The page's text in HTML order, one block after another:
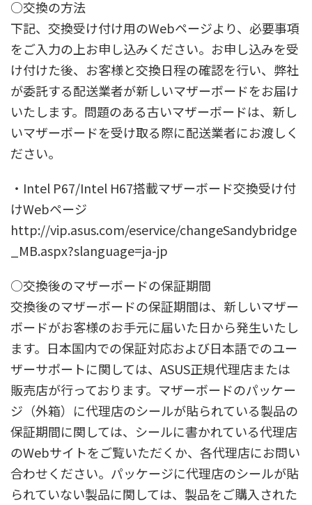
○交換の方法
下記、交換受け付け用のWebページより、必要事項
をご入力の上お申し込みください。お申し込みを受
け付けた後、お客様と交換日程の確認を行い、弊社
が委託する配送業者が新しいマザーボードをお届け
いたします。問題のある古いマザーボードは、新し
いマザーボードを受け取る際に配送業者にお渡しく
ださい。
・Intel P67/Intel H67搭載マザーボード交換受け付
けWebページ
http://vip.asus.com/eservice/changeSandybridge
_MB.aspx?slanguage=ja-jp
○交換後のマザーボードの保証期間
交換後のマザーボードの保証期間は、新しいマザー
ボードがお客様のお手元に届いた日から発生いたし
ます。日本国内での保証対応および日本語でのユー
ザーサポートに関しては、ASUS正規代理店または
販売店が行っております。マザーボードのパッケー
ジ（外箱）に代理店のシールが貼られている製品の
保証期間に関しては、シールに書かれている代理店
のWebサイトをご覧いただくか、各代理店にお問い
合わせください。パッケージに代理店のシールが貼
られていない製品に関しては、製品をご購入された